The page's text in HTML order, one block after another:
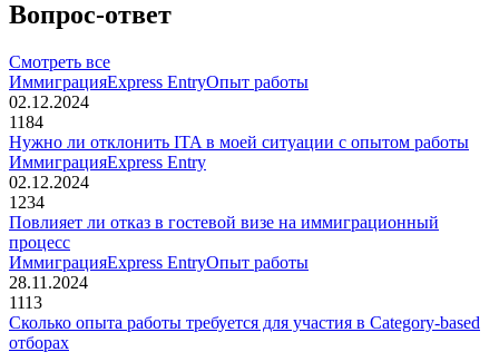
Вопрос-ответ
Смотреть все
ИммиграцияExpress EntryОпыт работы
02.12.2024
1184
Нужно ли отклонить ITA в моей ситуации с опытом работы
ИммиграцияExpress Entry
02.12.2024
1234
Повлияет ли отказ в гостевой визе на иммиграционный
процесс
ИммиграцияExpress EntryОпыт работы
28.11.2024
1113
Сколько опыта работы требуется для участия в Category-based
отборах